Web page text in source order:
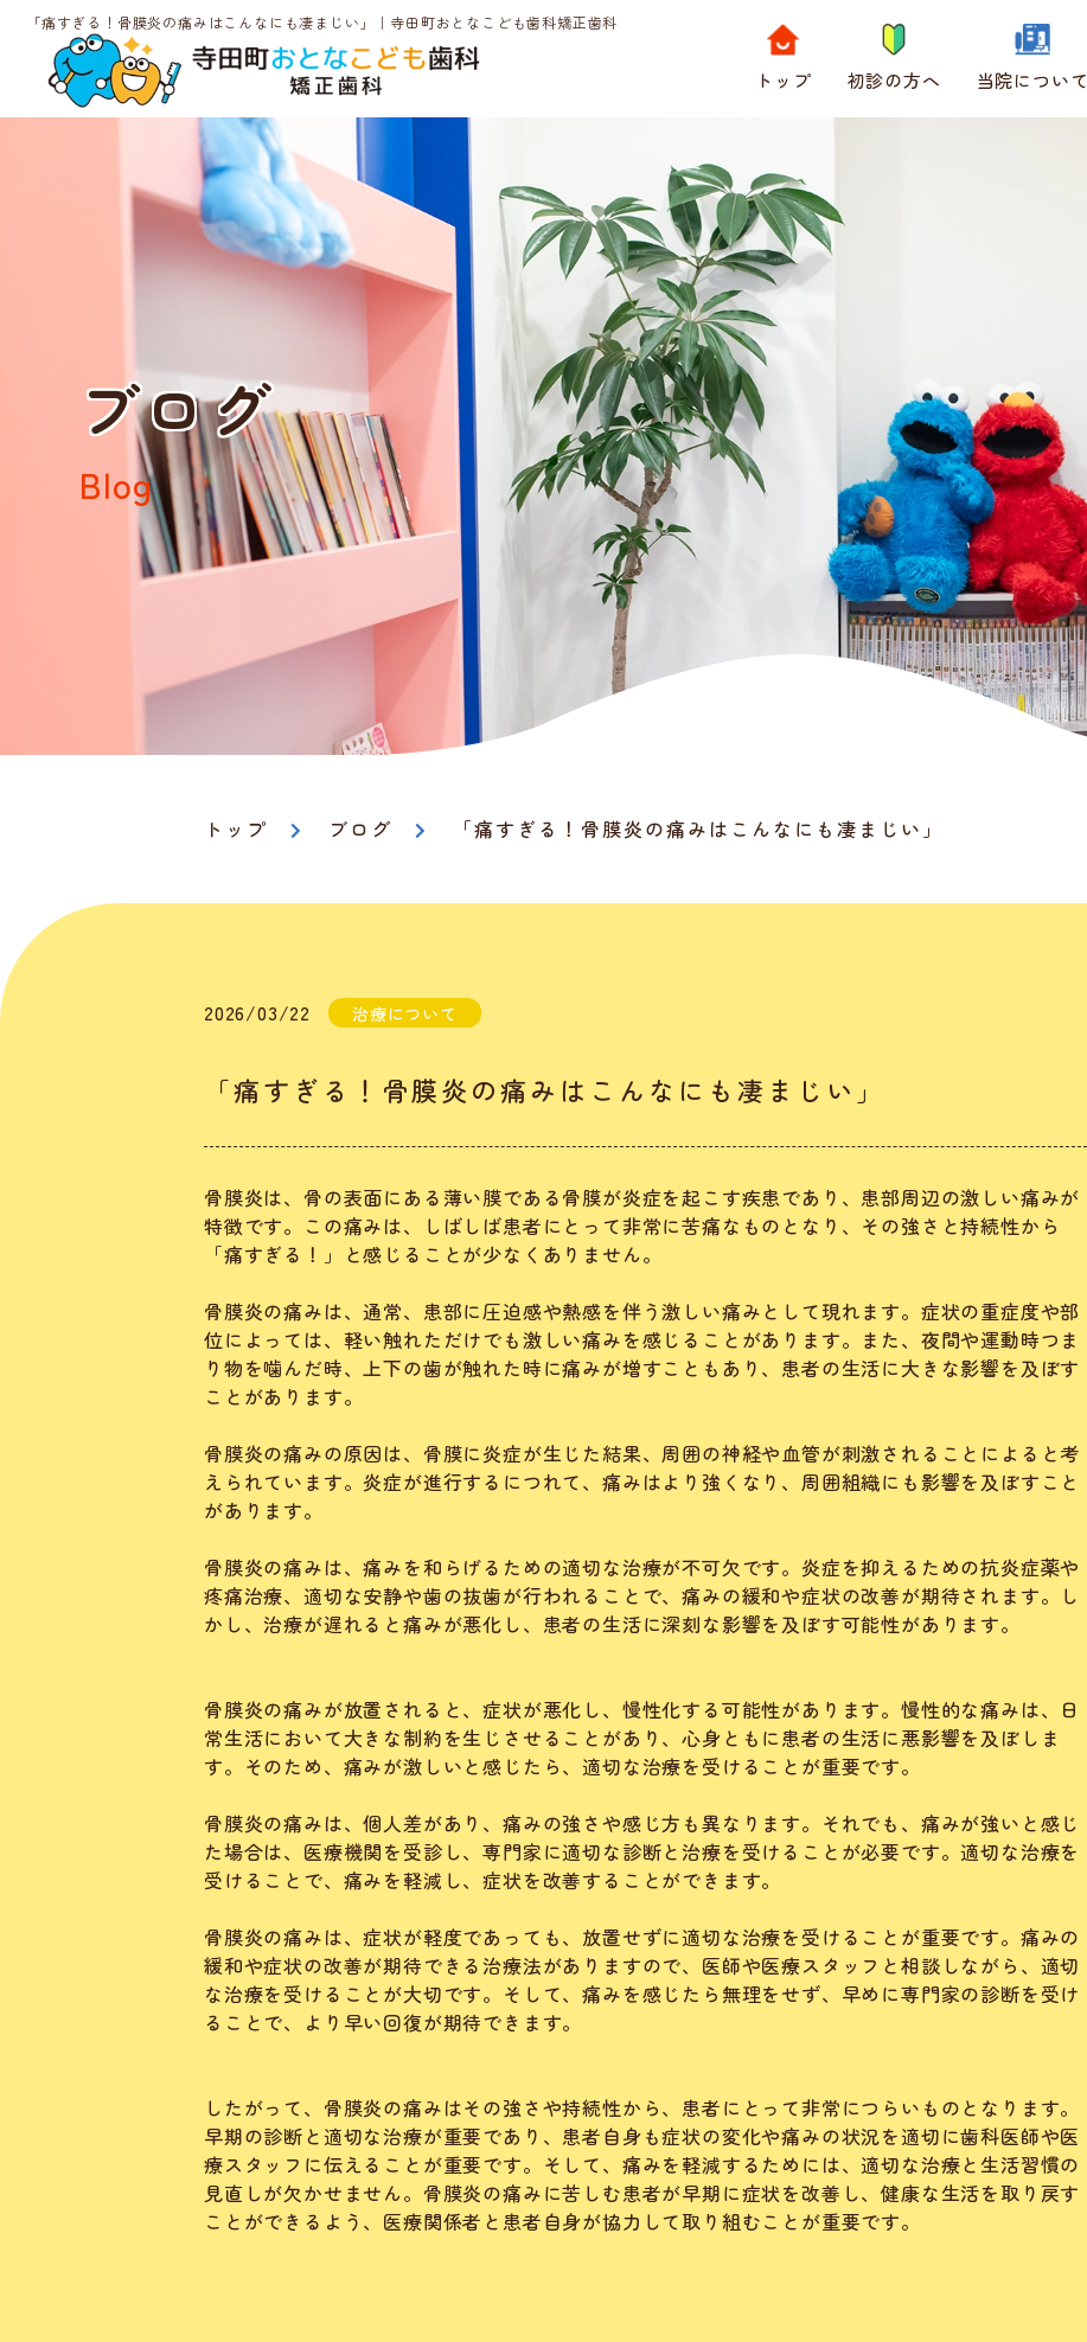
「痛すぎる！骨膜炎の痛みはこんなにも凄まじい」｜寺田町おとなこども歯科矯正歯科
トップ 初診の方へ 当院について
ブログ
Blog
トップ ブログ 「痛すぎる！骨膜炎の痛みはこんなにも凄まじい」
2026/03/22 治療について
「痛すぎる！骨膜炎の痛みはこんなにも凄まじい」
骨膜炎は、骨の表面にある薄い膜である骨膜が炎症を起こす疾患であり、患部周辺の激しい痛みが
特徴です。この痛みは、しばしば患者にとって非常に苦痛なものとなり、その強さと持続性から
「痛すぎる！」と感じることが少なくありません。
骨膜炎の痛みは、通常、患部に圧迫感や熱感を伴う激しい痛みとして現れます。症状の重症度や部
位によっては、軽い触れただけでも激しい痛みを感じることがあります。また、夜間や運動時つま
り物を噛んだ時、上下の歯が触れた時に痛みが増すこともあり、患者の生活に大きな影響を及ぼす
ことがあります。
骨膜炎の痛みの原因は、骨膜に炎症が生じた結果、周囲の神経や血管が刺激されることによると考
えられています。炎症が進行するにつれて、痛みはより強くなり、周囲組織にも影響を及ぼすこと
があります。
骨膜炎の痛みは、痛みを和らげるための適切な治療が不可欠です。炎症を抑えるための抗炎症薬や
疼痛治療、適切な安静や歯の抜歯が行われることで、痛みの緩和や症状の改善が期待されます。し
かし、治療が遅れると痛みが悪化し、患者の生活に深刻な影響を及ぼす可能性があります。
骨膜炎の痛みが放置されると、症状が悪化し、慢性化する可能性があります。慢性的な痛みは、日
常生活において大きな制約を生じさせることがあり、心身ともに患者の生活に悪影響を及ぼしま
す。そのため、痛みが激しいと感じたら、適切な治療を受けることが重要です。
骨膜炎の痛みは、個人差があり、痛みの強さや感じ方も異なります。それでも、痛みが強いと感じ
た場合は、医療機関を受診し、専門家に適切な診断と治療を受けることが必要です。適切な治療を
受けることで、痛みを軽減し、症状を改善することができます。
骨膜炎の痛みは、症状が軽度であっても、放置せずに適切な治療を受けることが重要です。痛みの
緩和や症状の改善が期待できる治療法がありますので、医師や医療スタッフと相談しながら、適切
な治療を受けることが大切です。そして、痛みを感じたら無理をせず、早めに専門家の診断を受け
ることで、より早い回復が期待できます。
したがって、骨膜炎の痛みはその強さや持続性から、患者にとって非常につらいものとなります。
早期の診断と適切な治療が重要であり、患者自身も症状の変化や痛みの状況を適切に歯科医師や医
療スタッフに伝えることが重要です。そして、痛みを軽減するためには、適切な治療と生活習慣の
見直しが欠かせません。骨膜炎の痛みに苦しむ患者が早期に症状を改善し、健康な生活を取り戻す
ことができるよう、医療関係者と患者自身が協力して取り組むことが重要です。